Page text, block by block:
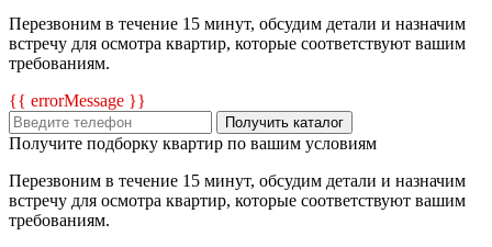
Перезвоним в течение 15 минут, обсудим детали и назначим
встречу для осмотра квартир, которые соответствуют вашим
требованиям.
{{ errorMessage }}
Получить каталог
Получите подборку квартир по вашим условиям
Перезвоним в течение 15 минут, обсудим детали и назначим
встречу для осмотра квартир, которые соответствуют вашим
требованиям.